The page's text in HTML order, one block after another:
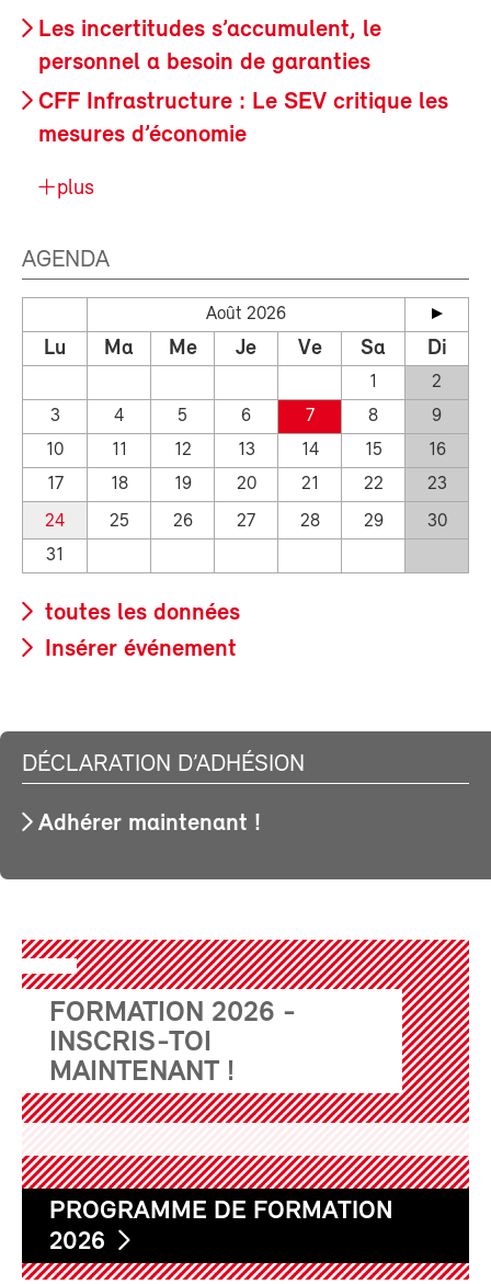
Les incertitudes s’accumulent, le
personnel a besoin de garanties
CFF Infrastructure : Le SEV critique les
mesures d’économie
plus
AGENDA
Août 2026
Lu Ma Me Je Ve Sa Di
1
2
3
4 5 6 7 8
9
10
11 12 13 14 15
16
17
18 19 20 21 22
23
24
25 26 27 28 29
30
31
toutes les données
Insérer événement
DÉCLARATION D’ADHÉSION
Adhérer maintenant !
FORMATION 2026 -
INSCRIS-TOI
MAINTENANT !
PROGRAMME DE FORMATION
2026